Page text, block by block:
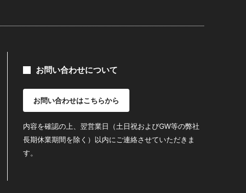
お問い合わせについて
お問い合わせはこちらから
内容を確認の上、翌営業日（土日祝およびGW等の弊社
長期休業期間を除く）以内にご連絡させていただきま
す。